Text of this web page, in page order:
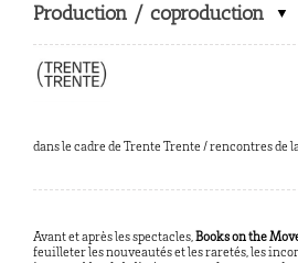
Production / coproduction
dans le cadre de Trente Trente / rencontres de
Avant et après les spectacles,Books on the
feuilleter les nouveautés et les raretés, les